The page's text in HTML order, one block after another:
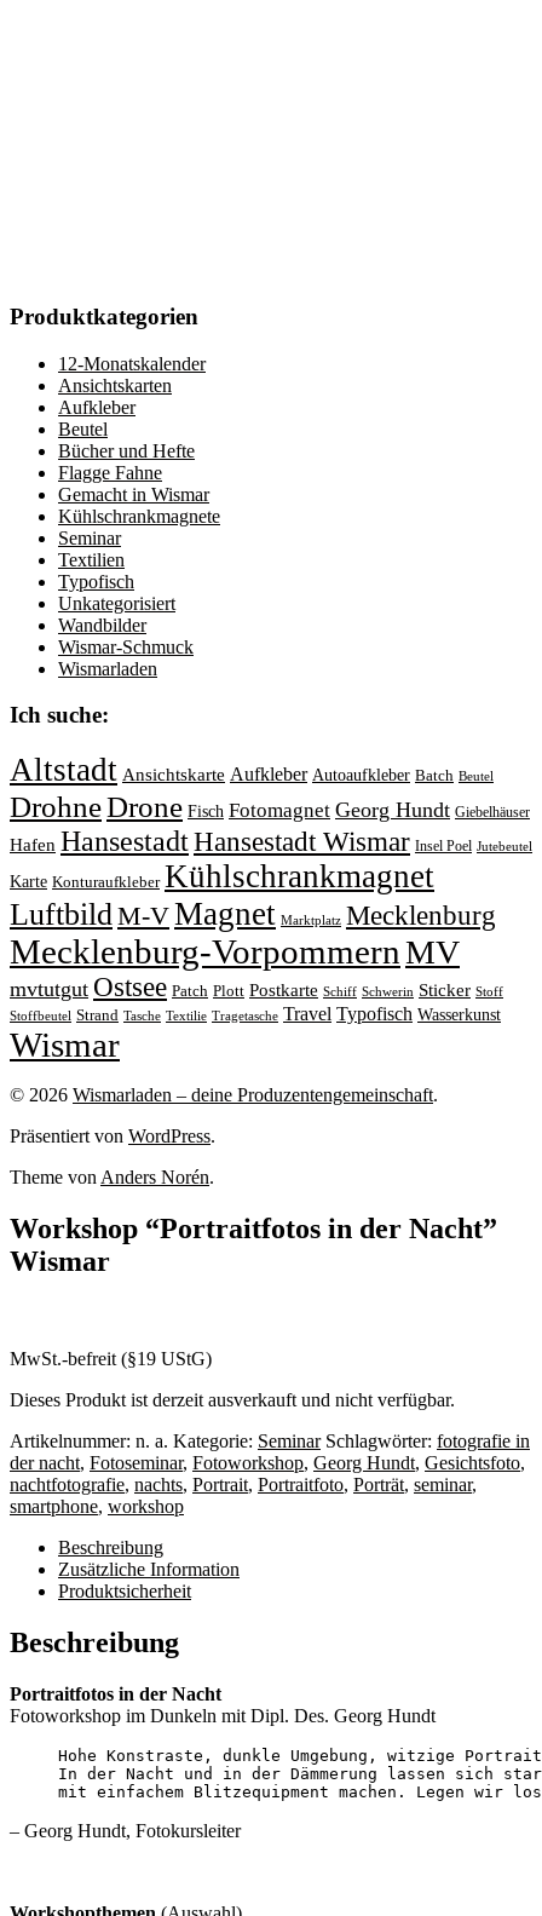
Produktkategorien
12-Monatskalender
Ansichtskarten
Aufkleber
Beutel
Bücher und Hefte
Flagge Fahne
Gemacht in Wismar
Kühlschrankmagnete
Seminar
Textilien
Typofisch
Unkategorisiert
Wandbilder
Wismar-Schmuck
Wismarladen
Ich suche:
Altstadt Ansichtskarte Aufkleber Autoaufkleber Batch Beutel
DrohneDrone Fisch Fotomagnet Georg Hundt Giebelhäuser
Hafen HansestadtHansestadt Wismar Insel Poel Jutebeutel
Karte Konturaufkleber Kühlschrankmagnet
LuftbildM-VMagnet Marktplatz Mecklenburg
Mecklenburg-VorpommernMV
mvtutgut Ostsee Patch Plott Postkarte Schiff Schwerin Sticker Stoff
Stoffbeutel Strand Tasche Textilie Tragetasche Travel Typofisch Wasserkunst
Wismar
© 2026 Wismarladen – deine Produzentengemeinschaft.
Präsentiert von WordPress.
Theme von Anders Norén.
Workshop “Portraitfotos in der Nacht”
Wismar
MwSt.-befreit (§19 UStG)
Dieses Produkt ist derzeit ausverkauft und nicht verfügbar.
Artikelnummer: n. a. Kategorie: Seminar Schlagwörter: fotografie in
der nacht, Fotoseminar, Fotoworkshop, Georg Hundt, Gesichtsfoto,
nachtfotografie, nachts, Portrait, Portraitfoto, Porträt, seminar,
smartphone, workshop
Beschreibung
Zusätzliche Information
Produktsicherheit
Beschreibung
Portraitfotos in der Nacht
Fotoworkshop im Dunkeln mit Dipl. Des. Georg Hundt
Hohe Konstraste, dunkle Umgebung,
mit einfachem Blitzequipment machen. Legen wir
– Georg Hundt, Fotokursleiter